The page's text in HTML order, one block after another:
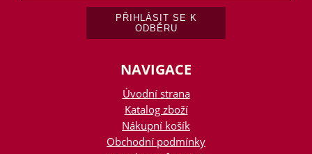
NAVIGACE
Úvodní strana
Katalog zboží
Nákupní košík
Obchodní podmínky